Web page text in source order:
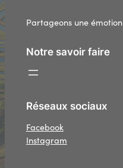
Partageons une émotion
Notre savoir faire
Réseaux sociaux
Facebook
Instagram